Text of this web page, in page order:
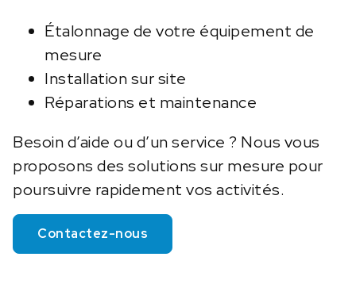
Étalonnage de votre équipement de
mesure
Installation sur site
Réparations et maintenance
Besoin d’aide ou d’un service ? Nous vous
proposons des solutions sur mesure pour
poursuivre rapidement vos activités.
Contactez-nous